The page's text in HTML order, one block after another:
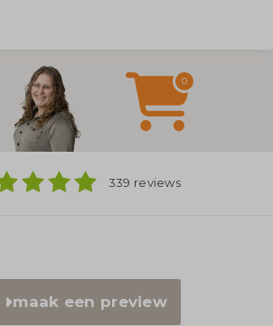
0
339 reviews
maak een preview